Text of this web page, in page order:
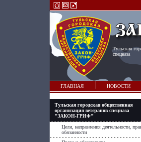
Тульская
спецназа
ГЛАВНАЯ НОВОСТИ
Тульская городская общественная
организация ветеранов спецназа
"ЗАКОН-ГРИФ"
Цели, направления деятельности,
обязанности